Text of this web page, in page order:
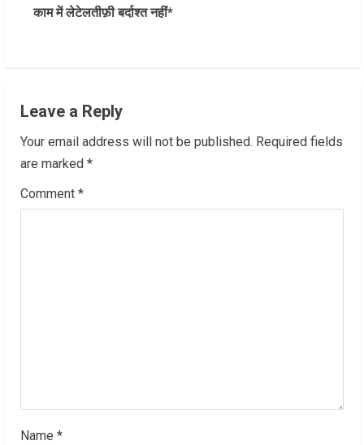
u
e
R
e
काम में लेटेलतीफ़ी बर्दाश्त नहीं*
Leave a Reply
Your email address will not be published. Required fields
are marked *
Comment *
Name *